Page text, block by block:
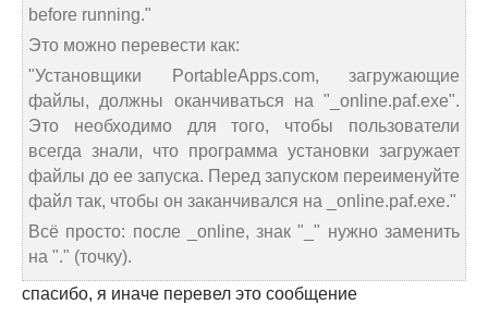
before running."
Это можно перевести как:
"Установщики PortableApps.com, загружающие
файлы, должны оканчиваться на "_online.paf.exe".
Это необходимо для того, чтобы пользователи
всегда знали, что программа установки загружает
файлы до ее запуска. Перед запуском переименуйте
файл так, чтобы он заканчивался на _online.paf.exe."
Всё просто: после _online, знак "_" нужно заменить
на "." (точку).
спасибо, я иначе перевел это сообщение